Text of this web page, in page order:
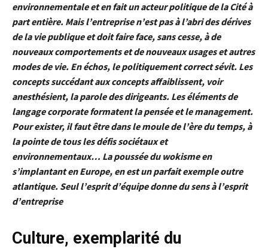
environnementale et en fait un acteur politique de la Cité à
part entière. Mais l’entreprise n’est pas à l’abri des dérives
de la vie publique et doit faire face, sans cesse, à de
nouveaux comportements et de nouveaux usages et autres
modes de vie. En échos, le politiquement correct sévit. Les
concepts succédant aux concepts affaiblissent, voir
anesthésient, la parole des dirigeants. Les éléments de
langage corporate formatent la pensée et le management.
Pour exister, il faut être dans le moule de l’ère du temps, à
la pointe de tous les défis sociétaux et
environnementaux… La poussée du wokisme en
s’implantant en Europe, en est un parfait exemple outre
atlantique. Seul l’esprit d’équipe donne du sens à l’esprit
d’entreprise
Culture, exemplarité du